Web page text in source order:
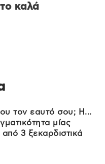
καλά
τον εαυτό σου; Η...
μίας
3 ξεκαρδιστικά